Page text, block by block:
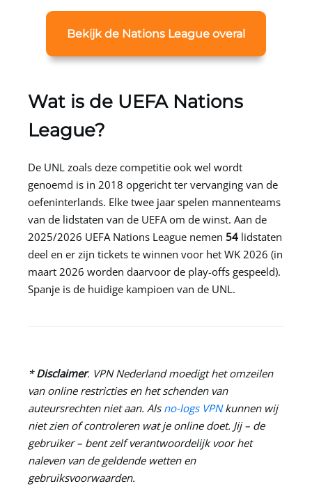
Bekijk de Nations League overal
Wat is de UEFA Nations
League?
De UNL zoals deze competitie ook wel wordt
genoemd is in 2018 opgericht ter vervanging van de
oefeninterlands. Elke twee jaar spelen mannenteams
van de lidstaten van de UEFA om de winst. Aan de
2025/2026 UEFA Nations League nemen 54 lidstaten
deel en er zijn tickets te winnen voor het WK 2026 (in
maart 2026 worden daarvoor de play-offs gespeeld).
Spanje is de huidige kampioen van de UNL.
*Disclaimer. VPN Nederlandmoedigt het omzeilen
van online restricties en het schenden van
auteursrechten niet aan. Als no-logs VPNkunnen wij
niet zien of controleren wat je online doet. Jij – de
gebruiker – bent zelf verantwoordelijk voor het
naleven van de geldende wetten en
gebruiksvoorwaarden.